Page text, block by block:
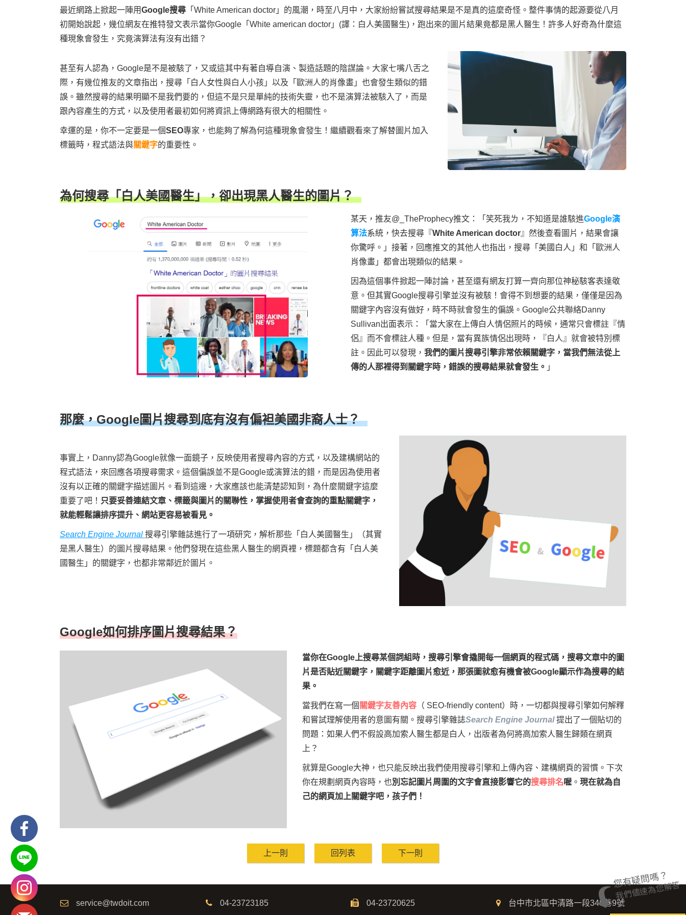
最近網路上掀起一陣用Google搜尋 「White American doctor」的風潮，時至八月中，大家紛紛嘗試搜尋結果是不是真的這麼奇怪。整件事情的起源要從八月
初開始說起，幾位網友在推特發文表示當你Google「White american doctor」(譯：白人美國醫生)，跑出來的圖片結果竟都是黑人醫生！許多人好奇為什麼這
種現象會發生，究竟演算法有沒有出錯？
甚至有人認為，Google是不是被駭了，又或這其中有著自導自演、製造話題的陰謀論。大家七嘴八舌之
際，有幾位推友的文章指出，搜尋「白人女性與白人小孩」以及「歐洲人的肖像畫」也會發生類似的錯
誤。雖然搜尋的結果明顯不是我們要的，但這不是只是單純的技術失靈，也不是演算法被駭入了，而是
跟內容產生的方式，以及使用者最初如何將資訊上傳網路有很大的相關性。
幸運的是，你不一定要是一個SEO專家，也能夠了解為何這種現象會發生！繼續觀看來了解替圖片加入
標籤時，程式語法與關鍵字的重要性。
為何搜尋「白人美國醫生」，卻出現黑人醫生的圖片？
某天，推友@_TheProphecy推文：「笑死我ㄌ，不知道是誰駭進Google演
算法系統，快去搜尋『White American doctor』然後查看圖片，結果會讓
你驚呼。」接著，回應推文的其他人也指出，搜尋「美國白人」和「歐洲人
肖像畫」都會出現類似的結果。
因為這個事件掀起一陣討論，甚至還有網友打算一齊向那位神秘駭客表達敬
意。但其實Google搜尋引擎並沒有被駭！會得不到想要的結果，僅僅是因為
關鍵字內容沒有做好，時不時就會發生的偏誤。Google公共聯絡Danny
Sullivan出面表示：「當大家在上傳白人情侶照片的時候，通常只會標註『情
侶』而不會標註人種。但是，當有異族情侶出現時，『白人』就會被特別標
註。因此可以發現， 我們的圖片搜尋引擎非常依賴關鍵字，當我們無法從上
傳的人那裡得到關鍵字時，錯誤的搜尋結果就會發生。 」
那麼，Google圖片搜尋到底有沒有偏袒美國非裔人士？
事實上，Danny認為Google就像一面鏡子，反映使用者搜尋內容的方式，以及建構網站的
程式語法，來回應各項搜尋需求。這個偏誤並不是Google或演算法的錯，而是因為使用者
沒有以正確的關鍵字描述圖片。看到這邊，大家應該也能清楚認知到，為什麼關鍵字這麼
重要了吧！ 只要妥善連結文章、標籤與圖片的關聯性，掌握使用者會查詢的重點關鍵字，
就能輕鬆讓排序提升、網站更容易被看見。
Search Engine Journal 搜尋引擎雜誌進行了一項研究，解析那些「白人美國醫生」（其實
是黑人醫生）的圖片搜尋結果。他們發現在這些黑人醫生的網頁裡，標題都含有「白人美
國醫生」的關鍵字，也都非常鄰近於圖片。
Google如何排序圖片搜尋結果？
當你在Google上搜尋某個詞組時，搜尋引擎會撬開每一個網頁的程式碼，搜尋文章中的圖
片是否貼近關鍵字，關鍵字距離圖片愈近，那張圖就愈有機會被Google顯示作為搜尋的結
果。
當我們在寫一個 關鍵字友善內容 （ SEO-friendly content）時，一切都與搜尋引擎如何解釋
和嘗試理解使用者的意圖有關。搜尋引擎雜誌Search Engine Journal 提出了一個貼切的
問題：如果人們不假設高加索人醫生都是白人，出版者為何將高加索人醫生歸類在網頁
上？
就算是Google大神，也只能反映出我們使用搜尋引擎和上傳內容、建構網頁的習慣。下次
你在規劃網頁內容時，也別忘記圖片周圍的文字會直接影響它的搜尋排名 喔 。 現在就為自
己的網頁加上關鍵字吧，孩子們！
上一則 回列表 下一則
service@twdoit.com 04-23723185 04-23720625 台中市北區中清路一段348巷9號
您有疑問嗎？
我們儘速為您解答